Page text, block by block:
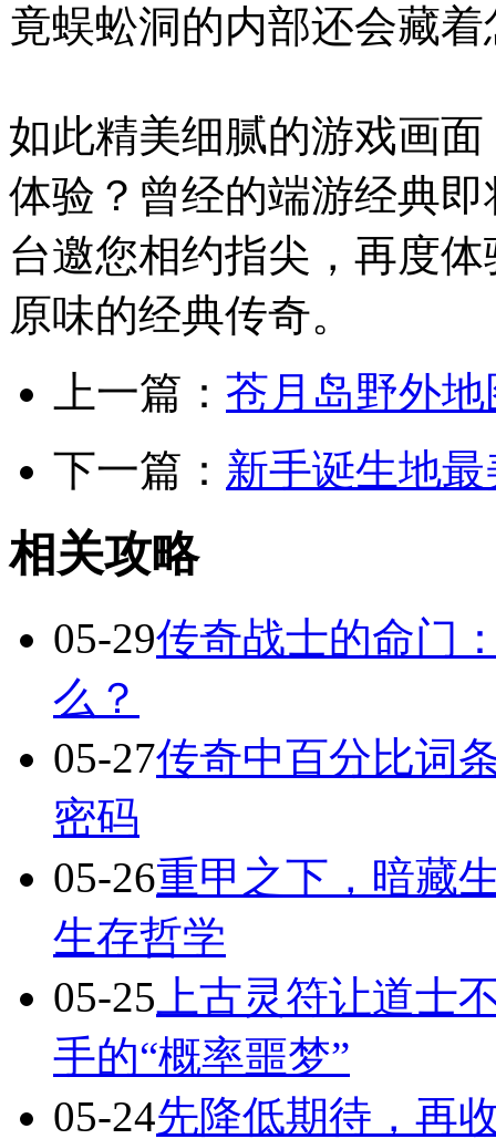
竟蜈蚣洞的内部还会藏
如此精美细腻的游戏画
体验？曾经的端游经典
台邀您相约指尖，再度
原味的经典传奇。
上一篇： 苍月岛野外
下一篇： 新手诞生地
相关攻略
05-29传奇战士的命门
么？
05-27传奇中百分比词
密码
05-26重甲之下，暗藏
生存哲学
05-25 上古灵符让道士
手的“概率噩梦”
05-24先降低期待，再